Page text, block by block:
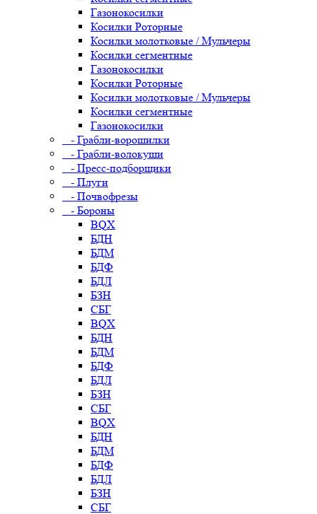
Газонокосилки
Косилки Роторные
Косилки молотковые / Мульчеры
Косилки сегментные
Газонокосилки
Косилки Роторные
Косилки молотковые / Мульчеры
Косилки сегментные
Газонокосилки
- Грабли-ворошилки
- Грабли-волокуши
- Пресс-подборщики
- Плуги
- Почвофрезы
- Бороны
BQX
БДН
БДМ
БДФ
БДЛ
БЗН
СБГ
BQX
БДН
БДМ
БДФ
БДЛ
БЗН
СБГ
BQX
БДН
БДМ
БДФ
БДЛ
БЗН
СБГ